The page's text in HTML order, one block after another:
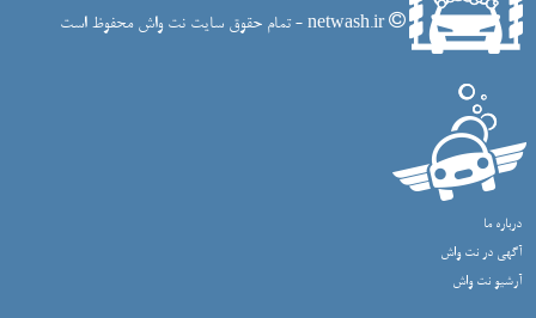
netwash.ir - تمام حقوق سایت نت واش محفوظ است
درباره ما
آگهی در نت واش
آرشیو نت واش